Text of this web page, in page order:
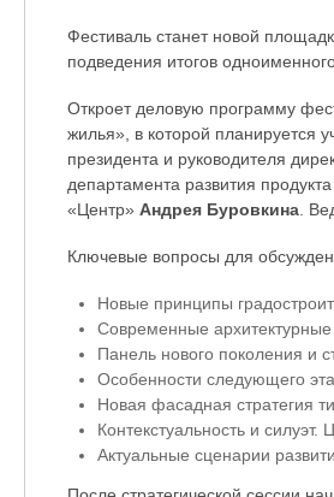
Фестиваль станет новой
подведения итогов
Откроет деловую программу
жилья», в которой планируется
президента и руководителя
департамента развития
«Центр»Андрея Буровкина .
Ключевые вопросы для
Новые принципы
Современные
Панель нового поколения и
Особенности следующего
Новая фасадная стратегия
Контекстуальность и
Актуальные сценарии